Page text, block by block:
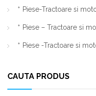
Piese-Tractoare si
Piese – Tractoare si
Piese -Tractoare si
CAUTA PRODUS